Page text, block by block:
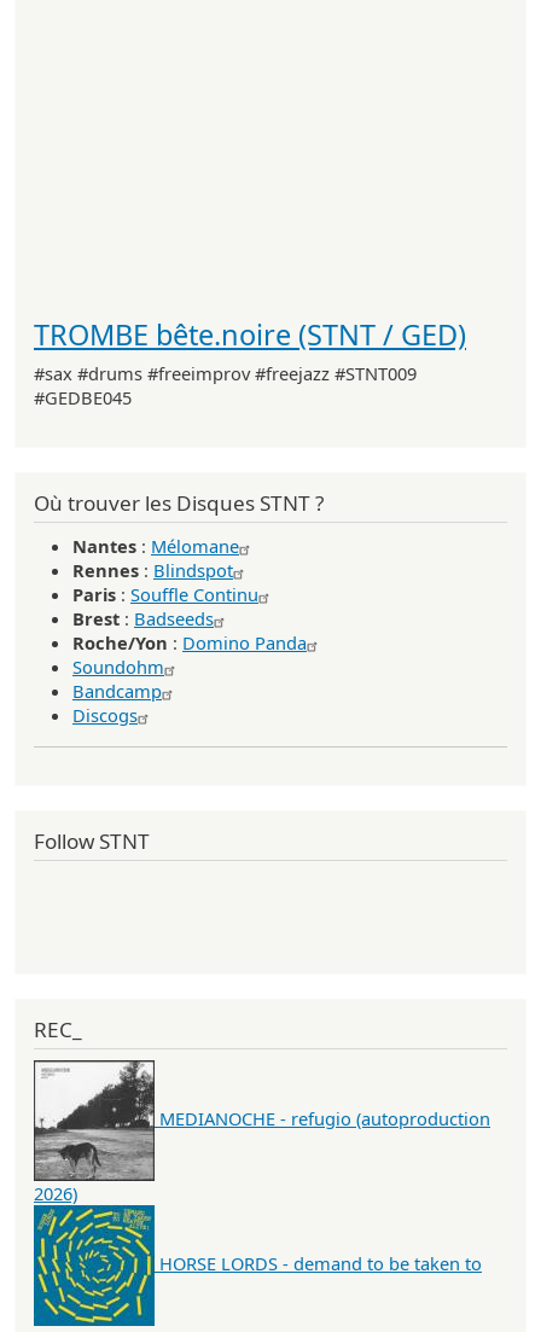
TROMBE bête.noire (STNT / GED)
#sax #drums #freeimprov #freejazz #STNT009
#GEDBE045
Où trouver les Disques STNT ?
Nantes : Mélomane
Rennes : Blindspot
Paris : Souffle Continu
Brest : Badseeds
Roche/Yon : Domino Panda
Soundohm
Bandcamp
Discogs
Follow STNT
REC_
MEDIANOCHE - refugio (autoproduction
2026)
HORSE LORDS - demand to be taken to